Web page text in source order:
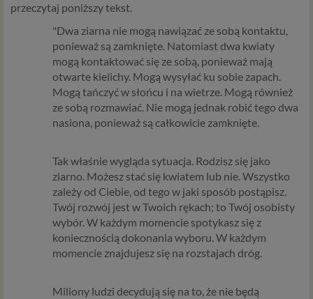
przeczytaj poniższy tekst.
"Dwa ziarna nie mogą nawiązać ze sobą kontaktu,
ponieważ są zamknięte. Natomiast dwa kwiaty
mogą kontaktować się ze sobą, ponieważ mają
otwarte kielichy. Mogą wysyłać ku sobie zapach.
Mogą tańczyć w słońcu i na wietrze. Mogą również
ze sobą rozmawiać. Nie mogą jednak robić tego dwa
nasiona, ponieważ są całkowicie zamknięte.
Tak właśnie wygląda sytuacja. Rodzisz się jako
ziarno. Możesz stać się kwiatem lub nie. Wszystko
zależy od Ciebie, od tego w jaki sposób postąpisz.
Twój rozwój jest w Twoich rękach; to Twój osobisty
wybór. W każdym momencie spotykasz się z
koniecznością dokonania wyboru. W każdym
momencie znajdujesz się na rozstajach dróg.
Miliony ludzi decydują się na to, że nie będą